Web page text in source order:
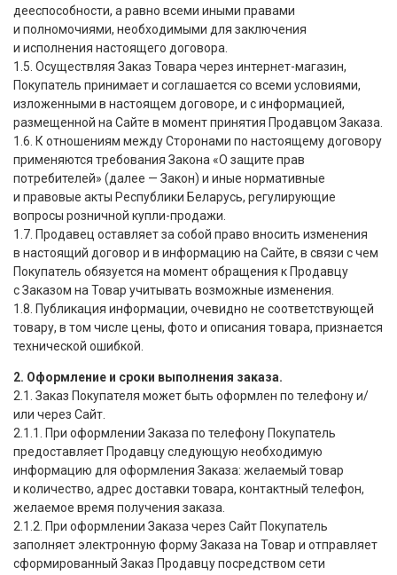
дееспособности, а равно всеми иными правами
и полномочиями, необходимыми для заключения
и исполнения настоящего договора.
1.5. Осуществляя Заказ Товара через интернет-магазин,
Покупатель принимает и соглашается со всеми условиями,
изложенными в настоящем договоре, и с информацией,
размещенной на Сайте в момент принятия Продавцом Заказа.
1.6. К отношениям между Сторонами по настоящему договору
применяются требования Закона «О защите прав
потребителей» (далее — Закон) и иные нормативные
и правовые акты Республики Беларусь, регулирующие
вопросы розничной купли-продажи.
1.7. Продавец оставляет за собой право вносить изменения
в настоящий договор и в информацию на Сайте, в связи с чем
Покупатель обязуется на момент обращения к Продавцу
с Заказом на Товар учитывать возможные изменения.
1.8. Публикация информации, очевидно не соответствующей
товару, в том числе цены, фото и описания товара, признается
технической ошибкой.
2. Оформление и сроки выполнения заказа.
2.1. Заказ Покупателя может быть оформлен по телефону и/
или через Сайт.
2.1.1.
При оформлении Заказа по телефону Покупатель
предоставляет Продавцу следующую необходимую
информацию для оформления Заказа: желаемый товар
и количество, адрес доставки товара, контактный телефон,
желаемое время получения заказа.
2.1.2. При оформлении Заказа через Сайт Покупатель
заполняет электронную форму Заказа на Товар и отправляет
сформированный Заказ Продавцу посредством сети